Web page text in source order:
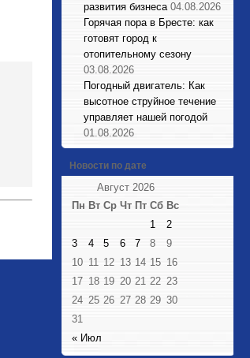
развития бизнеса 04.08.2026
Горячая пора в Бресте: как
готовят город к
отопительному сезону
03.08.2026
Погодный двигатель: Как
высотное струйное течение
управляет нашей погодой
01.08.2026
Новости по дате
Август 2026
Пн Вт Ср Чт Пт Сб Вс
« Июл
1
2
3
4 5 6 7 8
9
10 11 12 13 14 15 16
17 18 19 20 21 22 23
24 25 26 27 28 29 30
31